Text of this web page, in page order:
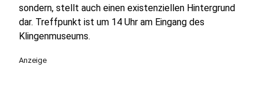
sondern, stellt auch einen existenziellen Hintergrund
dar. Treffpunkt ist um 14 Uhr am Eingang des
Klingenmuseums.
Anzeige